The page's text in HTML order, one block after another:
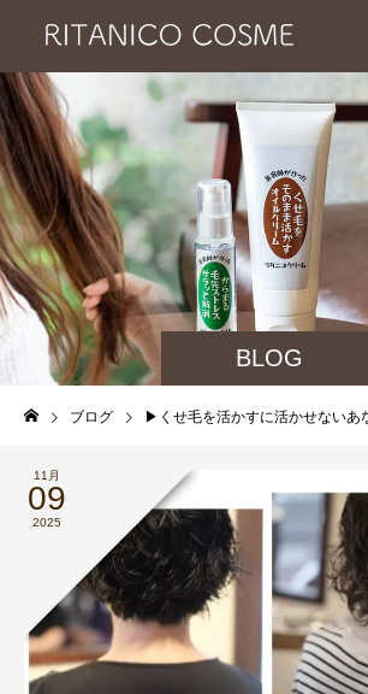
BLOG
ブログ ▶︎くせ毛を活かすに活かせないあ
11月
09
2025